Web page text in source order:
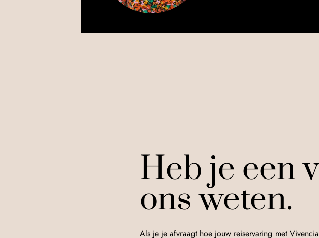
Heb je een
ons weten.
Als je je afvraagt hoe jouw reiservaring met